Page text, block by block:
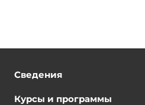
Сведения
Курсы и программы